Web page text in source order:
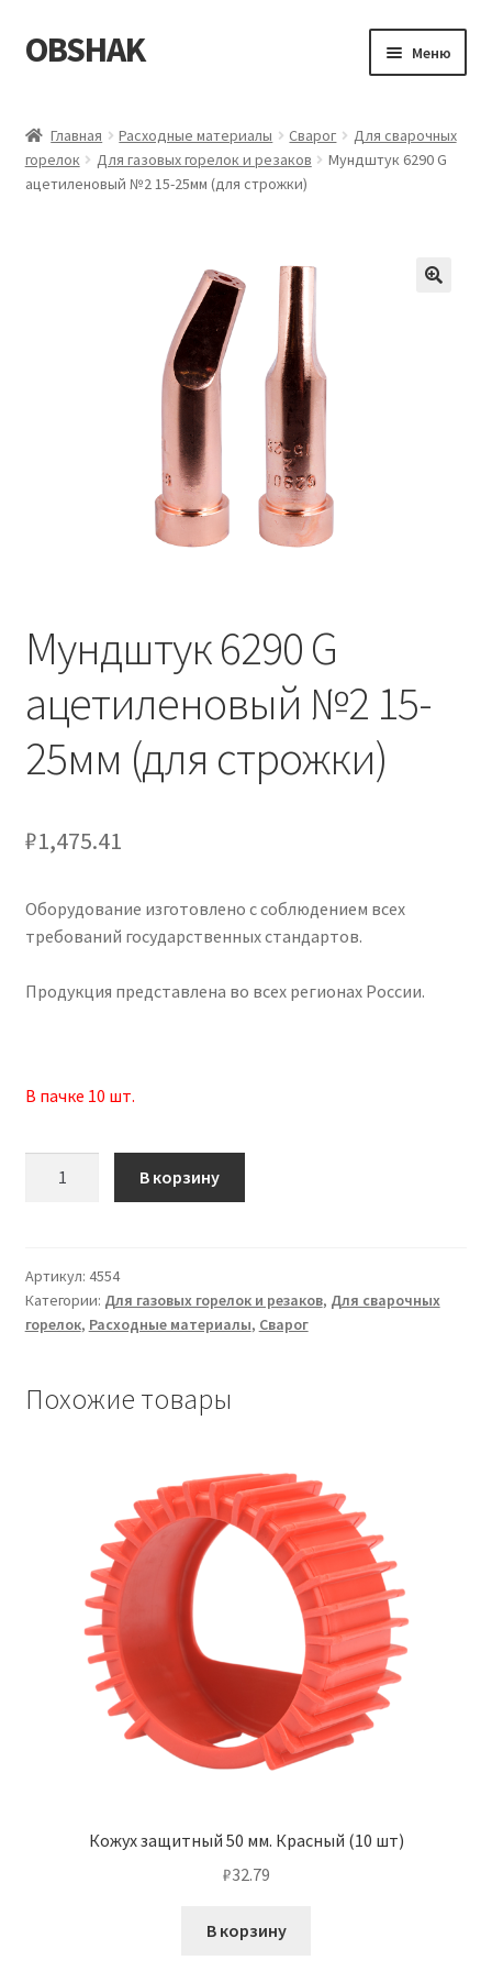
Перейти
к
Перейти
к
OBSHAK Меню
Категории
Оформление заказа
Пример страницы
Главная Расходные материалы Сварог
Для сварочных
горелок
Для газовых горелок и резаков
Мундштук 6290 G
ацетиленовый №2 15-25мм (для строжки)
Мундштук 6290 G
ацетиленовый №2 15-
25мм (для строжки)
₽1,475.41
Оборудование изготовлено с соблюдением всех
требований государственных стандартов.
Продукция представлена во всех регионах России.
В пачке 10 шт.
G
ацетиленовый
№2
(для
В корзину
Артикул: 4554
Категории: Для газовых горелок и резаков, Для сварочных
горелок, Расходные материалы, Сварог
Похожие товары
Кожух защитный 50 мм. Красный (10 шт)
₽32.79
В корзину